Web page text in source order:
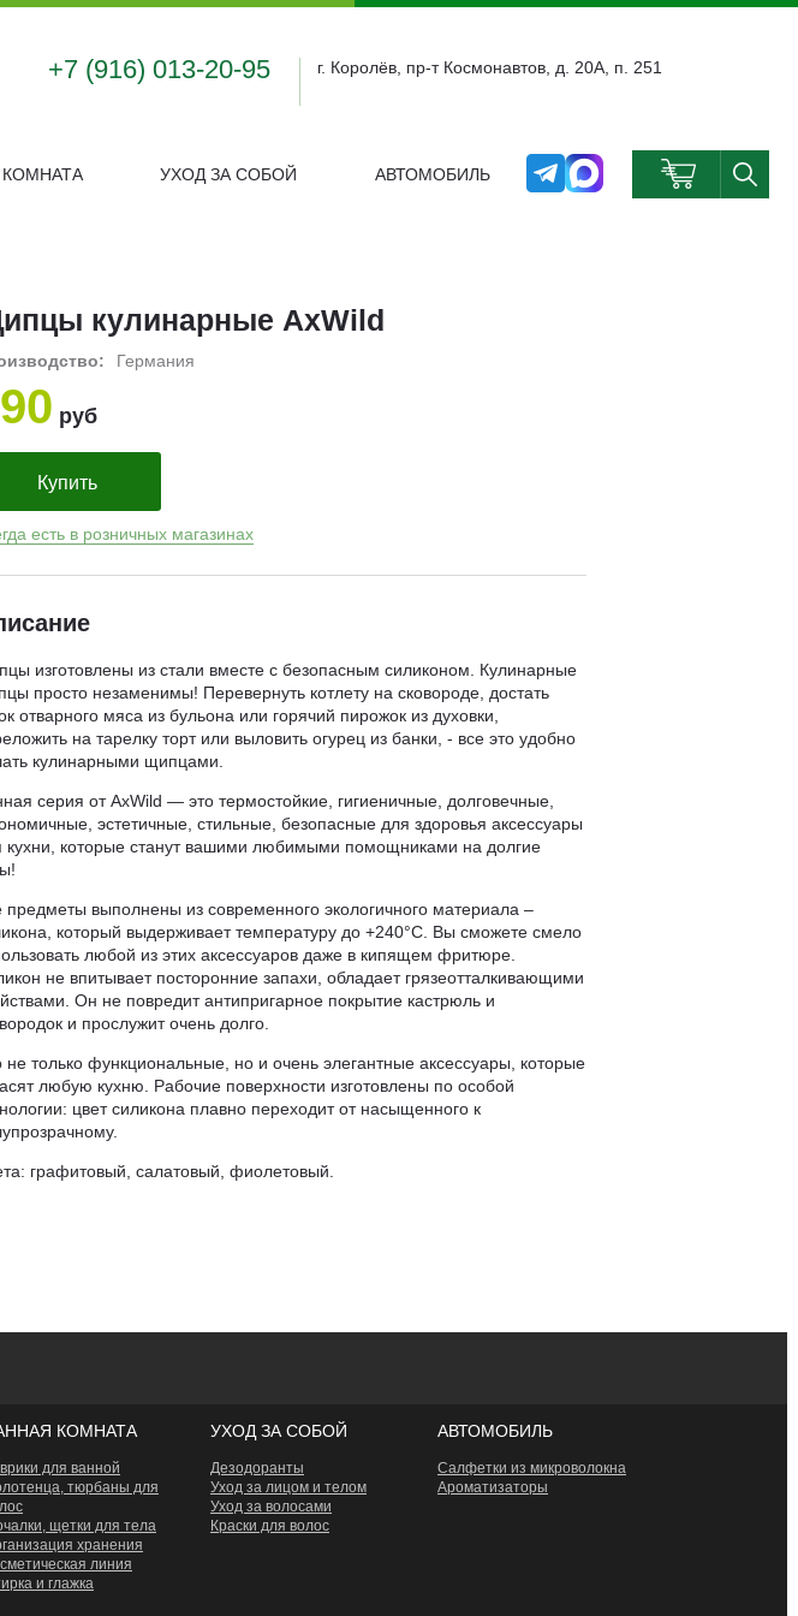
+7 (916) 013-20-95 г. Королёв, пр-т Космонавтов, д. 20А, п. 251
УХОД ЗА СОБОЙ АВТОМОБИЛЬ
кулинарные AxWild
Германия
руб
Купить
есть в розничных магазинах
изготовлены из стали вместе с безопасным силиконом. Кулинарные
просто незаменимы! Перевернуть котлету на сковороде, достать
отварного мяса из бульона или горячий пирожок из духовки,
на тарелку торт или выловить огурец из банки, - все это удобно
кулинарными щипцами.
серия от AxWild — это термостойкие, гигиеничные, долговечные,
эстетичные, стильные, безопасные для здоровья аксессуары
кухни, которые станут вашими любимыми помощниками на долгие
предметы выполнены из современного экологичного материала –
который выдерживает температуру до +240°С. Вы сможете смело
любой из этих аксессуаров даже в кипящем фритюре.
не впитывает посторонние запахи, обладает грязеотталкивающими
Он не повредит антипригарное покрытие кастрюль и
и прослужит очень долго.
не только функциональные, но и очень элегантные аксессуары, которые
любую кухню. Рабочие поверхности изготовлены по особой
цвет силикона плавно переходит от насыщенного к
графитовый, салатовый, фиолетовый.
КОМНАТА
для ванной
тюрбаны для
щетки для тела
хранения
линия
и глажка
УХОД ЗА СОБОЙ
Дезодоранты
Уход за лицом и телом
Уход за волосами
Краски для волос
АВТОМОБИЛЬ
Салфетки из микроволокна
Ароматизаторы